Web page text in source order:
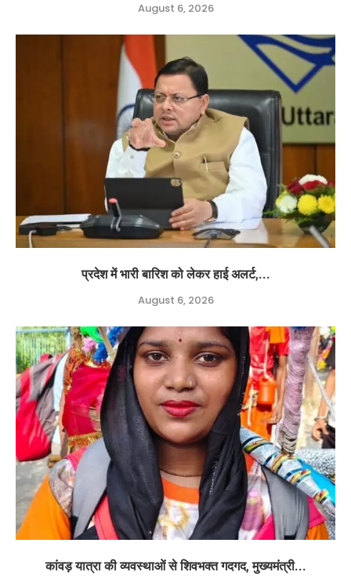
August 6, 2026
प्रदेश में भारी बारिश को लेकर हाई अलर्ट,...
August 6, 2026
कांवड़ यात्रा की व्यवस्थाओं से शिवभक्त गदगद, मुख्यमंत्री...